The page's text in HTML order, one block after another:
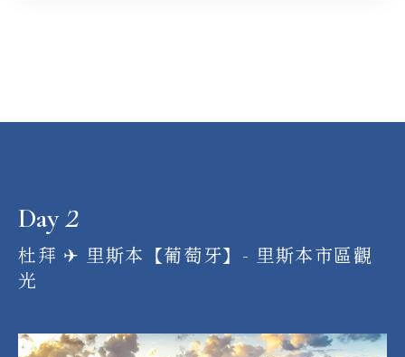
Day2
杜拜 ✈︎ 里斯本【葡萄牙】- 里斯本市區觀
光